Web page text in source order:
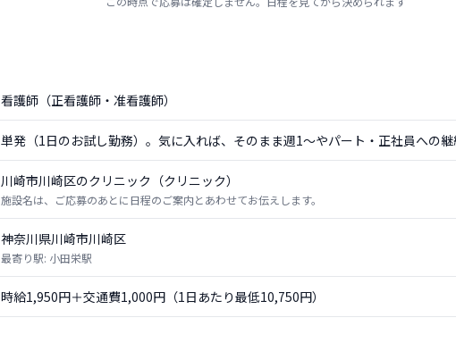
看護師（正看護師・准看護師）
単発（1日のお試し勤務）。気に入れば、そのまま週1〜やパート・正社員への継
川崎市川崎区のクリニック（クリニック）
施設名は、ご応募のあとに日程のご案内とあわせてお伝えします。
神奈川県川崎市川崎区
最寄り駅: 小田栄駅
時給1,950円＋交通費1,000円（1日あたり最低10,750円）